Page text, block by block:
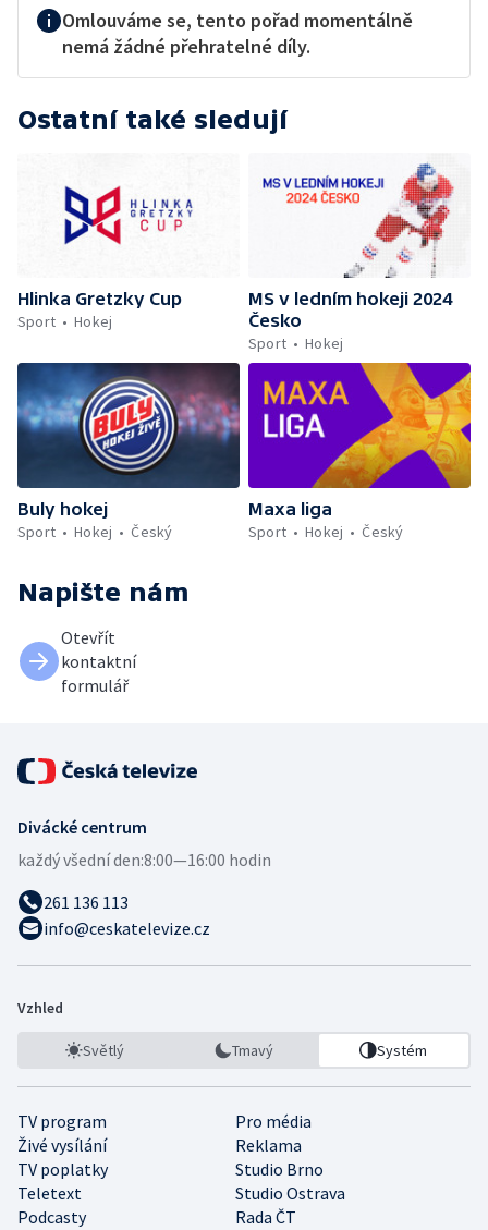
Omlouváme se, tento pořad momentálně
nemá žádné přehratelné díly.
Ostatní také sledují
Hlinka Gretzky Cup
Sport
Hokej
MS v ledním hokeji 2024
Česko
Sport
Hokej
Buly hokej
Sport
Hokej Český
Maxa liga
Sport
Hokej Český
Napište nám
Otevřít
kontaktní
formulář
Divácké centrum
každý všední den:8:00—16:00 hodin
261 136 113
info@ceskatelevize.cz
Vzhled
Světlý Tmavý Systém
TV program
Pro média
Živé vysílání
Reklama
TV poplatky
Studio Brno
Teletext
Studio Ostrava
Podcasty
Rada ČT